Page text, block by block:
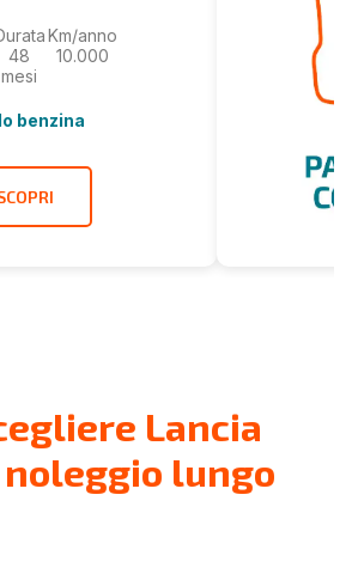
48
mesi
Km/anno
10.000
benzina
Lancia
lungo